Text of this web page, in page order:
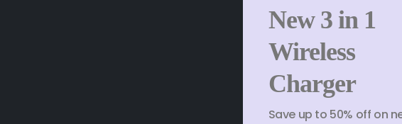
New 3 in 1
Wireless
Charger
Save up to 50% off on